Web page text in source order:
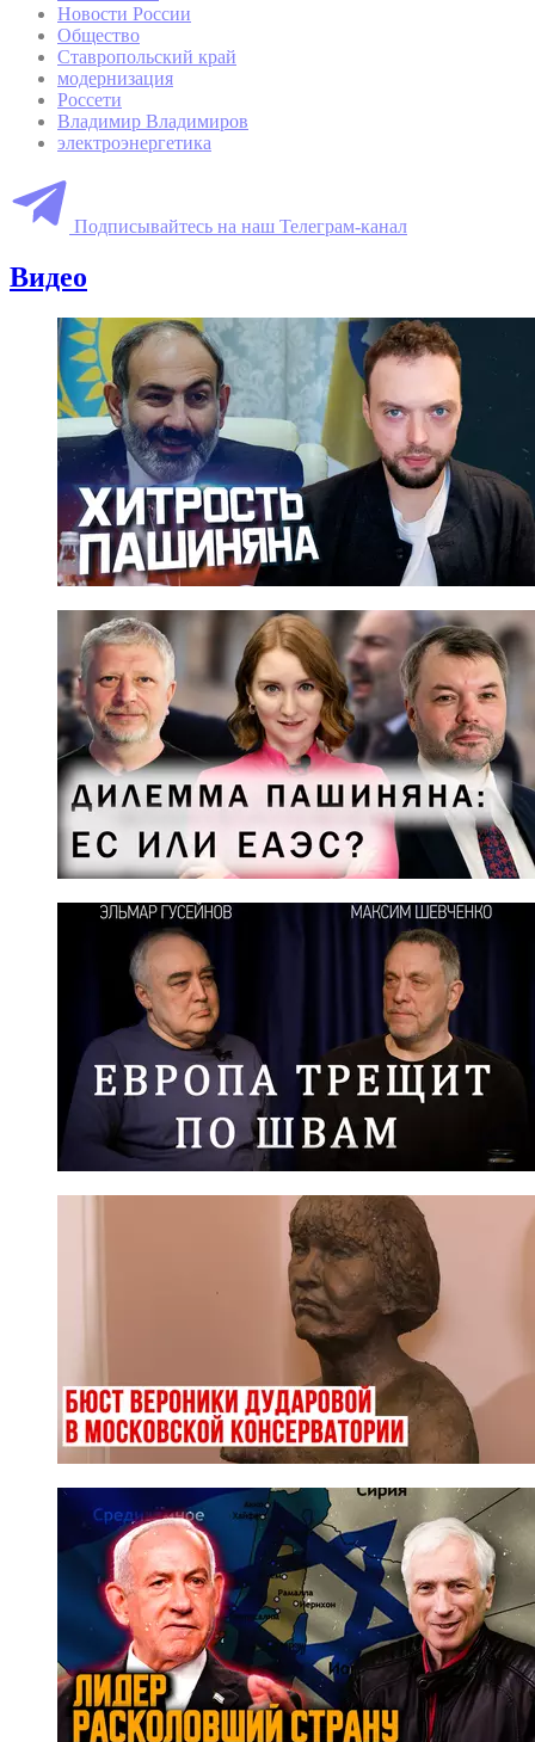
Новости России
Общество
Ставропольский край
модернизация
Россети
Владимир Владимиров
электроэнергетика
Подписывайтесь на наш Телеграм-канал
Видео